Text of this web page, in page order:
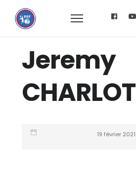
Jeremy
CHARLOT
19 février 2021